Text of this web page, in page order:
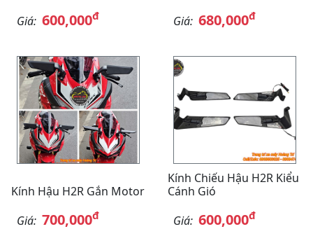
Giá: 600,000đ
Giá: 680,000đ
Kính Hậu H2R Gắn Motor
Giá: 700,000đ
Kính Chiếu Hậu H2R Kiểu
Cánh Gió
Giá: 600,000đ